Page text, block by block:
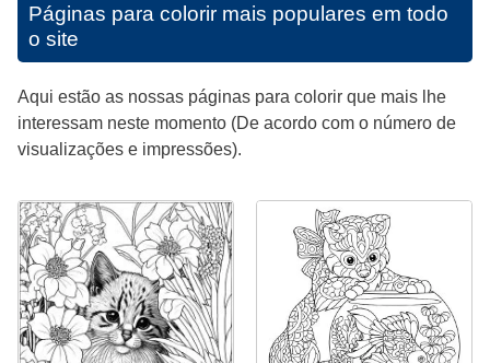
Páginas para colorir mais populares em todo
o site
Aqui estão as nossas páginas para colorir que mais lhe
interessam neste momento (De acordo com o número de
visualizações e impressões).